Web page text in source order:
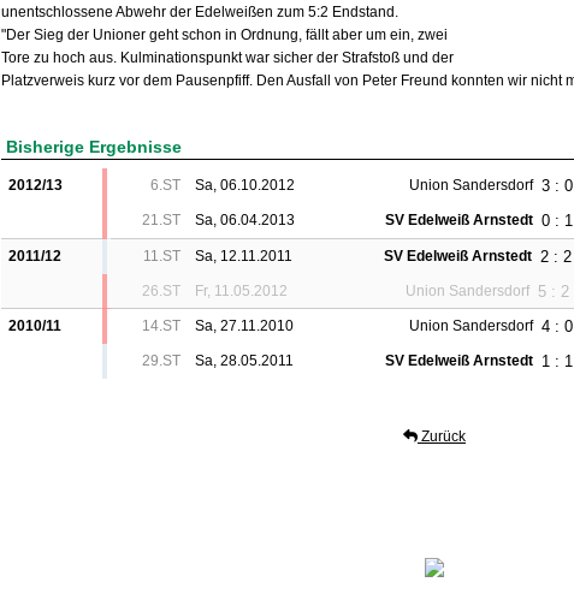
unentschlossene Abwehr der Edelweißen zum 5:2 Endstand.
"Der Sieg der Unioner geht schon in Ordnung, fällt aber um ein, zwei
Tore zu hoch aus. Kulminationspunkt war sicher der Strafstoß und der
Platzverweis kurz vor dem Pausenpfiff. Den Ausfall von Peter Freund konnten wir nicht
Bisherige Ergebnisse
2012/13 6.ST Sa, 06.10.2012 Union Sandersdorf 3 : 0
21.ST Sa, 06.04.2013 SV Edelweiß Arnstedt 0 : 1
2011/12 11.ST Sa, 12.11.2011 SV Edelweiß Arnstedt 2 : 2
26.ST Fr, 11.05.2012 Union Sandersdorf 5 : 2
2010/11 14.ST Sa, 27.11.2010 Union Sandersdorf 4 : 0
29.ST Sa, 28.05.2011 SV Edelweiß Arnstedt 1 : 1
Zurück